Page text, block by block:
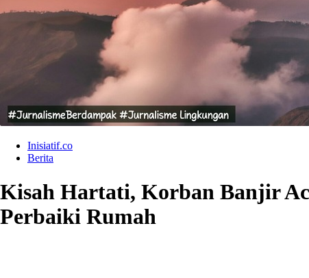
Inisiatif.co
Berita
Kisah Hartati, Korban Banjir
Perbaiki Rumah